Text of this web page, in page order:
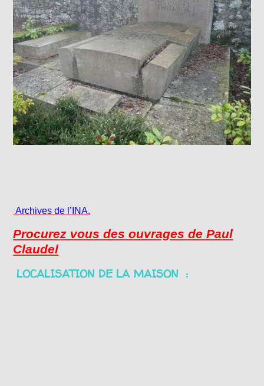
Archives de l’INA.
Procurez vous des ouvrages de Paul
Claudel
LOCALISATION DE LA MAISON :